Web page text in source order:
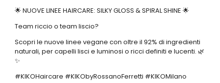
🌟 NUOVE LINEE HAIRCARE: SILKY GLOSS & SPIRAL SHINE 🌟
Team riccio o team liscio?
Scopri le nuove linee vegane con oltre il 92% di ingredienti
naturali, per capelli lisci e luminosi o ricci definiti e lucenti. 🌿
✨
#KIKOHaircare #KIKObyRossanoFerretti #KIKOMilano